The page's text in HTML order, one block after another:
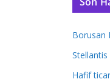
Borusan
Hafif